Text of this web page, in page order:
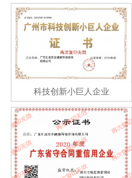
科技创新小巨人企业